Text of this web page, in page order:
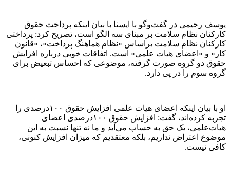
کارکنان نظام سلامت بر مبنای سه الگو است، تصریح کرد: پرداختی
کارکنان نظام سلامت براساس «نظام هماهنگ پرداخت»، «قانون
کار» و «اعضای هیات علمی» است. اتفاقات خوبی درباره افزایش
حقوق دو گروه صورت گرفته، موضوعی که احساس تبعیض برای
گروه سوم را در پی دارد.
تجربه کرده‌اند، گفت: افزایش حقوق ۱۰۰درصدی اعضای
هیات‌علمی، یک حق به حساب می‌آید و ما نه تنها نسبت به این
موضوع اعتراض نداریم، بلکه معتقدیم که میزان افزایش کنونی،
کافی نیست.